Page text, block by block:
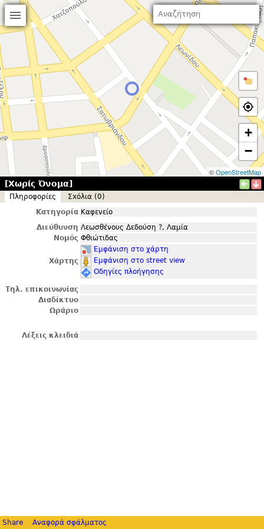
+
−
©OpenStreetMap
[Χωρίς Όνομα]
Πληροφορίες
Σxόλια (0)
Κατηγορία Καφενείο
Διεύθυνση Λεωσθένους Δεδούση ?, Λαμία
Νομός Φθιώτιδας
Χάρτης
Εμφάνιση στο χάρτη
Εμφάνιση στο street view
Οδηγίες πλοήγησης
Τηλ. επικοινωνίας
Διαδίκτυο
Ωράριο
Λέξεις κλειδιά
Share Αναφορά σφάλματος